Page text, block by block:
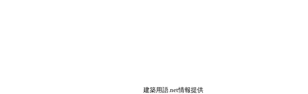
建築用語.net情報提供